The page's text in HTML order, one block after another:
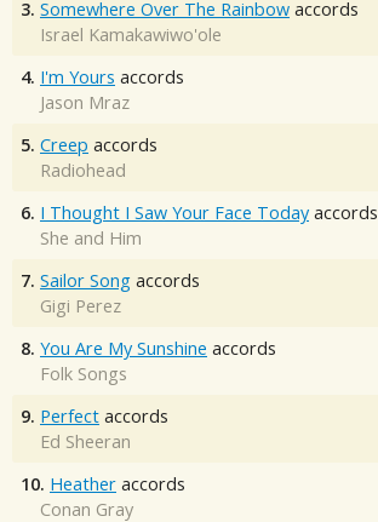
3. Somewhere Over The Rainbow accords
Israel Kamakawiwo'ole
4. I'm Yours accords
Jason Mraz
5. Creep accords
Radiohead
6. I Thought I Saw Your Face Today accords
She and Him
7. Sailor Song accords
Gigi Perez
8. You Are My Sunshine accords
Folk Songs
9. Perfect accords
Ed Sheeran
10. Heather accords
Conan Gray